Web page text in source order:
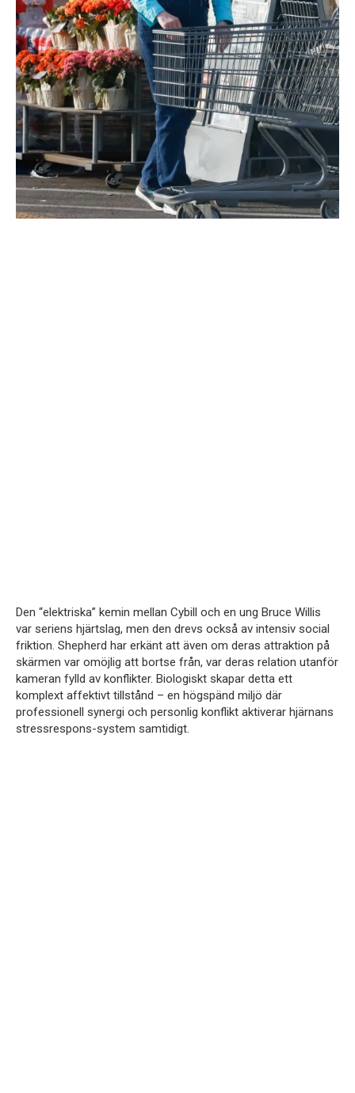
Den “elektriska” kemin mellan Cybill och en ung Bruce Willis
var seriens hjärtslag, men den drevs också av intensiv social
friktion. Shepherd har erkänt att även om deras attraktion på
skärmen var omöjlig att bortse från, var deras relation utanför
kameran fylld av konflikter. Biologiskt skapar detta ett
komplext affektivt tillstånd – en högspänd miljö där
professionell synergi och personlig konflikt aktiverar hjärnans
stressrespons-system samtidigt.